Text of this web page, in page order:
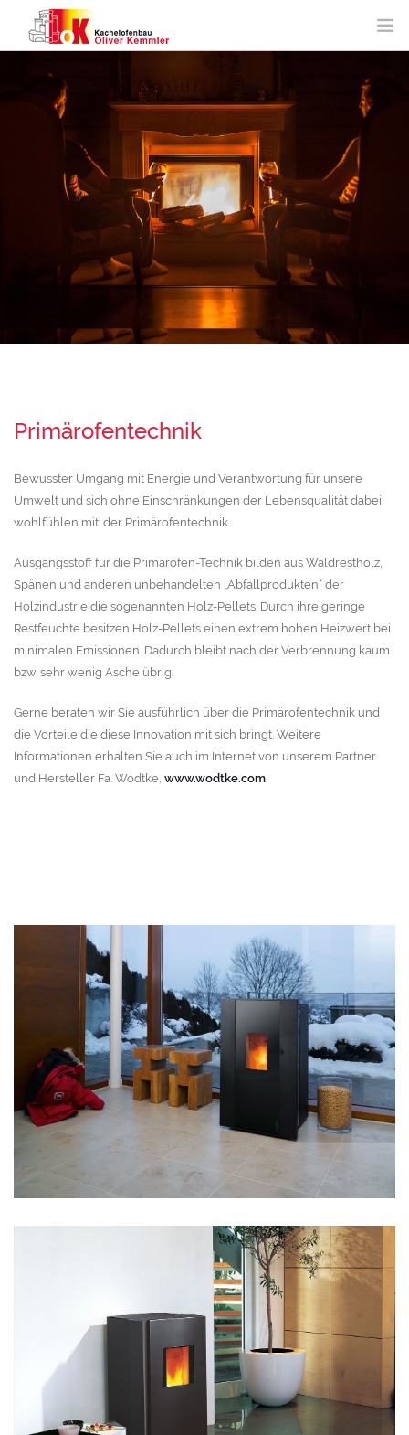
HOME
ANGEBOTE
ÜBER UNS
LEISTUNGEN
PLANUNG
Primärofentechnik
Bewusster Umgang mit Energie und Verantwortung für unsere
Umwelt und sich ohne Einschränkungen der Lebensqualität dabei
wohlfühlen mit: der Primärofentechnik.
Ausgangsstoff für die Primärofen-Technik bilden aus Waldrestholz,
Spänen und anderen unbehandelten „Abfallprodukten“ der
Holzindustrie die sogenannten Holz-Pellets. Durch ihre geringe
Restfeuchte besitzen Holz-Pellets einen extrem hohen Heizwert bei
minimalen Emissionen. Dadurch bleibt nach der Verbrennung kaum
bzw. sehr wenig Asche übrig.
Gerne beraten wir Sie ausführlich über die Primärofentechnik und
die Vorteile die diese Innovation mit sich bringt. Weitere
Informationen erhalten Sie auch im Internet von unserem Partner
und Hersteller Fa. Wodtke, www.wodtke.com.